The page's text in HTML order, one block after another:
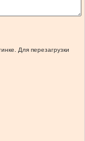
Для перезагрузки